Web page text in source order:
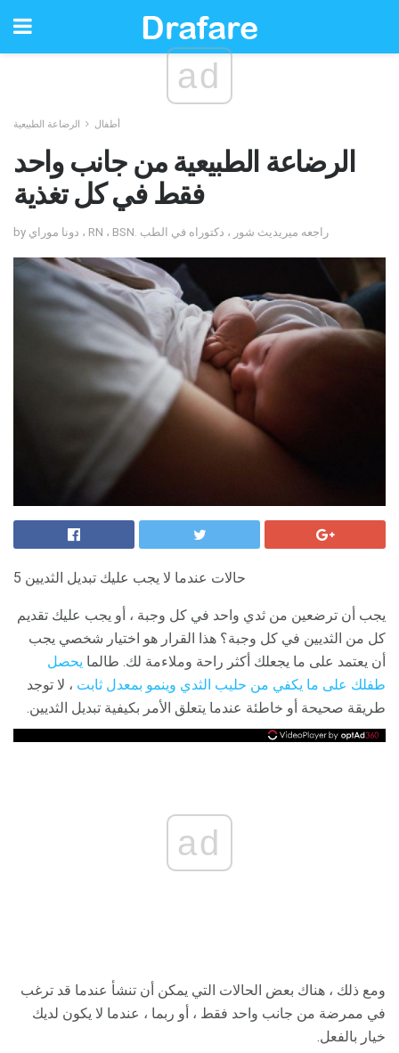
ad
أطفال الرضاعة الطبيعية
الرضاعة الطبيعية من جانب واحد
فقط في كل تغذية
by دونا موراي ، RN ، BSN. راجعه ميريديث شور ، دكتوراه في الطب
5 حالات عندما لا يجب عليك تبديل الثديين
يجب أن ترضعين من ثدي واحد في كل وجبة ، أو يجب عليك تقديم
كل من الثديين في كل وجبة؟ هذا القرار هو اختيار شخصي يجب
أن يعتمد على ما يجعلك أكثر راحة وملاءمة لك. طالما يحصل
طفلك على ما يكفي من حليب الثدي وينمو بمعدل ثابت ، لا توجد
طريقة صحيحة أو خاطئة عندما يتعلق الأمر بكيفية تبديل الثديين.
ad
ومع ذلك ، هناك بعض الحالات التي يمكن أن تنشأ عندما قد ترغب
في ممرضة من جانب واحد فقط ، أو ربما ، عندما لا يكون لديك
خيار بالفعل.